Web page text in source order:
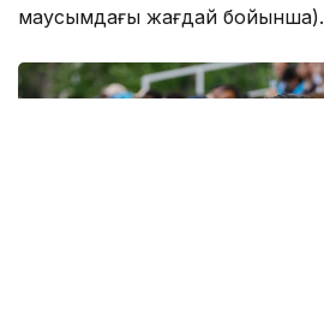
1. Халық саны —1 674 699 адам